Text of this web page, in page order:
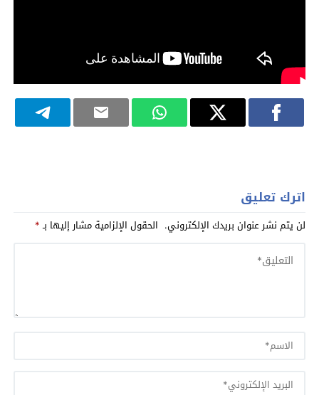
اترك تعليق
لن يتم نشر عنوان بريدك الإلكتروني. الحقول الإلزامية مشار إليها بـ*